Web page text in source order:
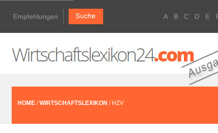
Empfehlungen A B C D E
HOME /WIRTSCHAFTSLEXIKON / HZV